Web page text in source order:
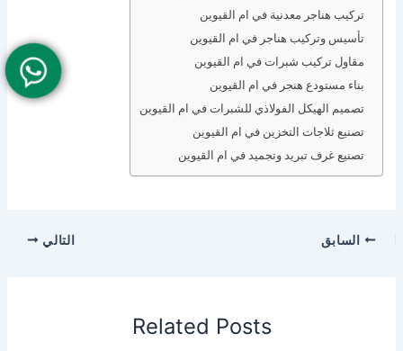
تركيب هناجر معدنية في ام القيوين
تأسيس وتركيب هناجر في ام القيوين
مقاول تركيب شبرات في ام القيوين
بناء مستودع هنجر في ام القيوين
تصميم الهيكل الفولاذي للشبرات في ام القيوين
تصنيع ثلاجات التخزين في ام القيوين
تصنيع غرف تبريد وتجميد في ام القيوين
السابق التالي
Related Posts